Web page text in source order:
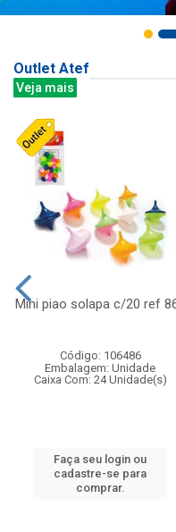
Outlet Atef
Veja mais
Mini piao solapa c/20 ref
Código: 106486
Embalagem: Unidade
Caixa Com: 24 Unidade(s)
Faça seu login ou
cadastre-se para
comprar.